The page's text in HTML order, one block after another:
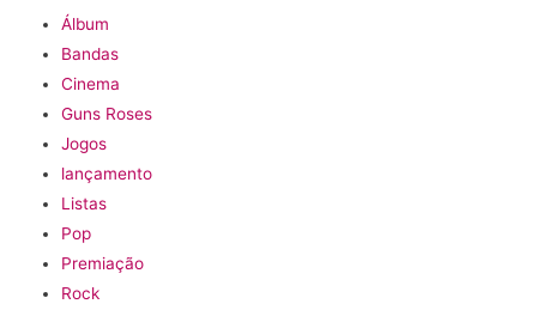
Álbum
Bandas
Cinema
Guns Roses
Jogos
lançamento
Listas
Pop
Premiação
Rock